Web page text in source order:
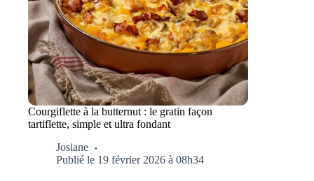
Courgiflette à la butternut : le gratin façon
tartiflette, simple et ultra fondant
Josiane
Publié le 19 février 2026 à 08h34